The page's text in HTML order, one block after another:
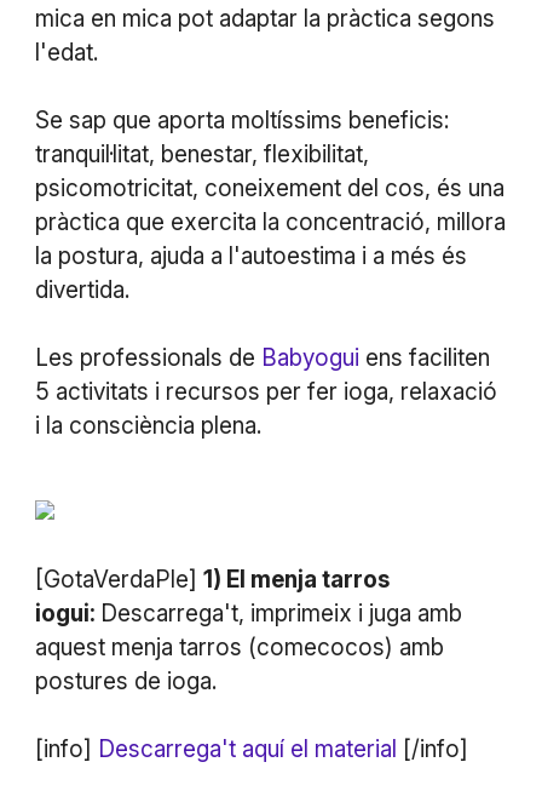
mica en mica pot adaptar la pràctica segons
l'edat.
Se sap que aporta moltíssims beneficis:
tranquil·litat, benestar, flexibilitat,
psicomotricitat, coneixement del cos, és una
pràctica que exercita la concentració, millora
la postura, ajuda a l'autoestima i a més és
divertida.
Les professionals de Babyogui ens faciliten
5 activitats i recursos per fer ioga, relaxació
i la consciència plena.
[GotaVerdaPle] 1) El menja tarros
iogui: Descarrega't, imprimeix i juga amb
aquest menja tarros (comecocos) amb
postures de ioga.
[info] Descarrega't aquí el material [/info]